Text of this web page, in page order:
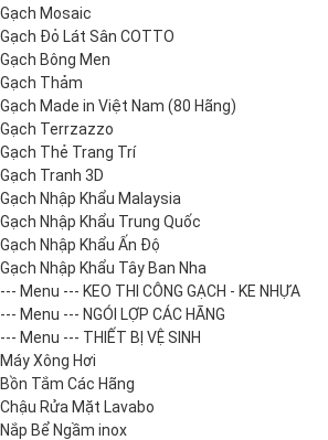
Gạch Mosaic
Gạch Đỏ Lát Sân COTTO
Gạch Bông Men
Gạch Thảm
Gạch Made in Việt Nam (80 Hãng)
Gạch Terrzazzo
Gạch Thẻ Trang Trí
Gạch Tranh 3D
Gạch Nhập Khẩu Malaysia
Gạch Nhập Khẩu Trung Quốc
Gạch Nhập Khẩu Ấn Độ
Gạch Nhập Khẩu Tây Ban Nha
--- Menu --- KEO THI CÔNG GẠCH - KE NHỰA
--- Menu --- NGÓI LỢP CÁC HÃNG
--- Menu --- THIẾT BỊ VỆ SINH
Máy Xông Hơi
Bồn Tắm Các Hãng
Chậu Rửa Mặt Lavabo
Nắp Bể Ngầm inox